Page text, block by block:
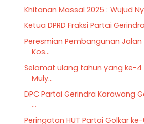
Khitanan Massal 2025 : Wujud
Ketua DPRD Fraksi Partai
Peresmian Pembangunan Jalan
Kos...
Selamat ulang tahun yang ke-4
Muly...
DPC Partai Gerindra Karawang
...
Peringatan HUT Partai Golkar